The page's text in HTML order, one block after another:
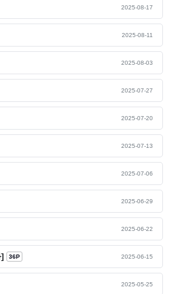
2025-08-17
2025-08-11
2025-08-03
2025-07-27
2025-07-20
2025-07-13
2025-07-06
2025-06-29
2025-06-22
36P 2025-06-15
2025-05-25